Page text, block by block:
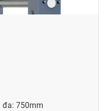
đa: 750mm